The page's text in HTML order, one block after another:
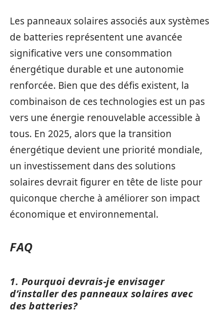
Les panneaux solaires associés aux systèmes
de batteries représentent une avancée
significative vers une consommation
énergétique durable et une autonomie
renforcée. Bien que des défis existent, la
combinaison de ces technologies est un pas
vers une énergie renouvelable accessible à
tous. En 2025, alors que la transition
énergétique devient une priorité mondiale,
un investissement dans des solutions
solaires devrait figurer en tête de liste pour
quiconque cherche à améliorer son impact
économique et environnemental.
FAQ
1. Pourquoi devrais-je envisager
d’installer des panneaux solaires avec
des batteries?